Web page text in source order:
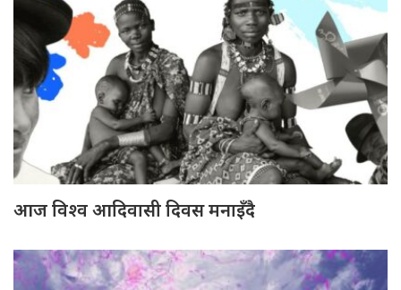
आज विश्व आदिवासी दिवस मनाइँदै